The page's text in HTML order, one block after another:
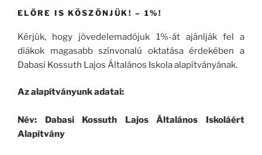
ELŐRE IS KÖSZÖNJÜK! – 1%!
Kérjük, hogy jövedelemadójuk 1%-át ajánlják fel a
diákok magasabb színvonalú oktatása érdekében a
Dabasi Kossuth Lajos Általános Iskola alapítványának.
Az alapítványunk adatai:
Név: Dabasi Kossuth Lajos Általános Iskoláért
Alapítvány